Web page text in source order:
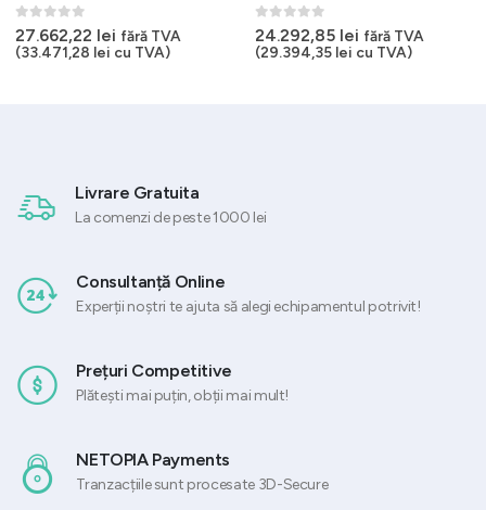
0out of 5
27.662,22 lei fără TVA
(33.471,28 lei cu TVA)
0out of 5
24.292,85 lei fără TVA
(29.394,35 lei cu TVA)
Livrare Gratuita
La comenzi de peste 1000 lei
Consultanță Online
Experții noștri te ajuta să alegi echipamentul potrivit!
Prețuri Competitive
Plătești mai puțin, obții mai mult!
NETOPIA Payments
Tranzacțiile sunt procesate 3D-Secure